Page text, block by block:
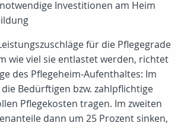
Investitionen am Heim
für die Pflegegrade
wie viel sie entlastet werden, richtet
des Pflegeheim-Aufenthaltes: Im
Bedürftigen bzw. zahlpflichtige
Pflegekosten tragen. Im zweiten
dann um 25 Prozent sinken,